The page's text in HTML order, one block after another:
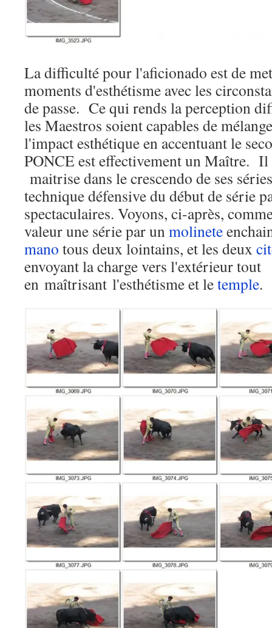
La difficulté pour l'aficionado est de
moments d'esthétisme avec les
de passe. Ce qui rends la perception
les Maestros soient capables de
l'impact esthétique en accentuant le
PONCE est effectivement un Maître. Il
maitrise dans le crescendo de ses
technique défensive du début de série
spectaculaires. Voyons, ci-après,
valeur une série par unmolinete
mano tous deux lointains, et les deux
envoyant la charge vers l'extérieur tout
en maîtrisant l'esthétisme et letemple.